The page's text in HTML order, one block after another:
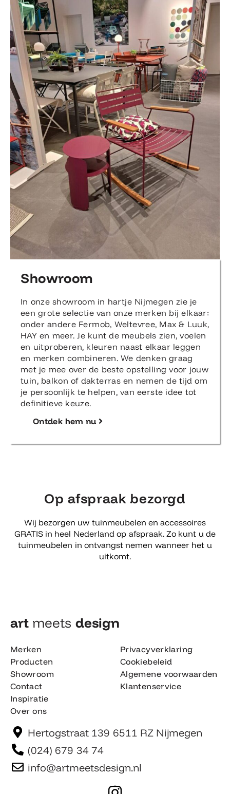
Showroom
In onze showroom in hartje Nijmegen zie je
een grote selectie van onze merken bij elkaar:
onder andere Fermob, Weltevree, Max & Luuk,
HAY en meer. Je kunt de meubels zien, voelen
en uitproberen, kleuren naast elkaar leggen
en merken combineren. We denken graag
met je mee over de beste opstelling voor jouw
tuin, balkon of dakterras en nemen de tijd om
je persoonlijk te helpen, van eerste idee tot
definitieve keuze.
Ontdek hem nu
Op afspraak bezorgd
Wij bezorgen uw tuinmeubelen en accessoires
GRATIS in heel Nederland op afspraak. Zo kunt u de
tuinmeubelen in ontvangst nemen wanneer het u
uitkomt.
art meets design​
Merken
Producten
Showroom
Contact
Inspiratie
Over ons
Privacyverklaring
Cookiebeleid
Algemene voorwaarden
Klantenservice
Hertogstraat 139 6511 RZ Nijmegen
(024) 679 34 74
info@artmeetsdesign.nl